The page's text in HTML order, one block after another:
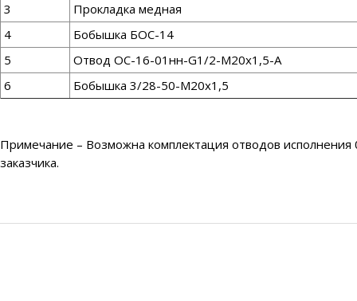
3
Прокладка медная
4
Бобышка БОС-14
5
Отвод ОС-16-01нн-G1/2-М20х1,5-А
6
Бобышка 3/28-50-М20х1,5
Примечание – Возможна комплектация отводов
заказчика.